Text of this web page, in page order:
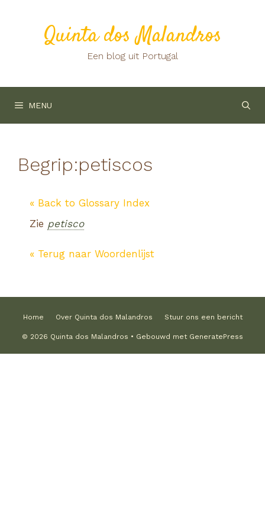
Quinta dos Malandros
Een blog uit Portugal
MENU
Begrip:petiscos
« Back to Glossary Index
Zie petisco
« Terug naar Woordenlijst
Home Over Quinta dos Malandros Stuur ons een bericht
© 2026 Quinta dos Malandros • Gebouwd met GeneratePress